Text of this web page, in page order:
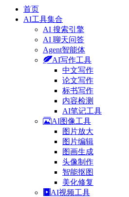
首页
AI工具集合
AI 搜索引擎
AI 聊天问答
Agent智能体
AI写作工具
中文写作
论文写作
标书写作
内容检测
AI笔记工具
AI图像工具
图片放大
图片编辑
图画生成
头像制作
智能抠图
美化修复
AI视频工具